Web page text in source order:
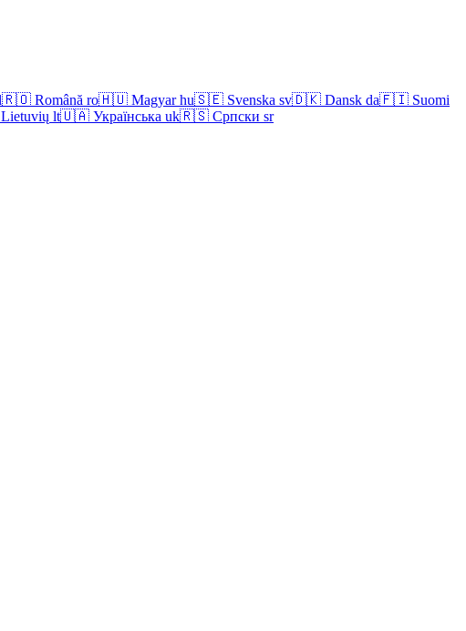
🇷🇴 Română ro🇭🇺 Magyar hu🇸🇪 Svenska sv🇩🇰 Dansk da🇫🇮 Suomi
Lietuvių lt🇺🇦 Українська uk🇷🇸 Српски sr